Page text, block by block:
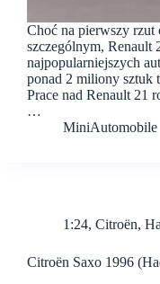
Choć na pierwszy
szczególnym, Renault
najpopularniejszych
ponad 2 miliony sztuk
Prace nad Renault 21
…
MiniAutomobile
1:24, Citroën,
Citroën Saxo 1996